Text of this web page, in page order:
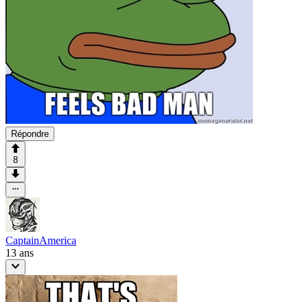
Répondre
8
CaptainAmerica
13 ans